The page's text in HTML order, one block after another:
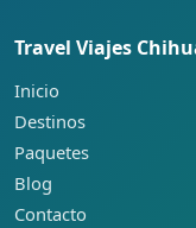
Travel Viajes
Inicio
Destinos
Paquetes
Blog
Contacto